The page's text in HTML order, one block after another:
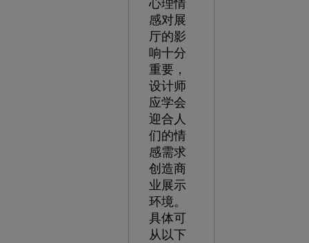
心理情
感对展
厅的影
响十分
重要，
设计师
应学会
迎合人
们的情
感需求
创造商
业展示
环境。
具体可
从以下